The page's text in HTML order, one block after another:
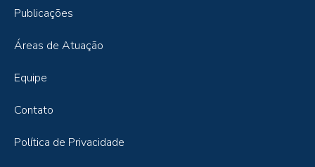
Publicações
Áreas de Atuação
Equipe
Contato
Política de Privacidade